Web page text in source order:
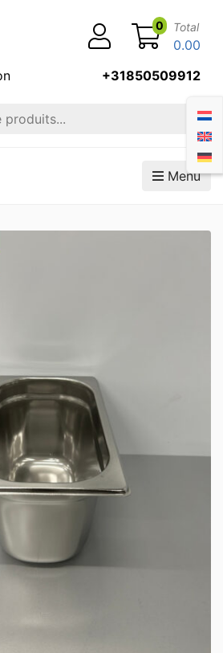
+31850509912
0 Total
0.00
Menu